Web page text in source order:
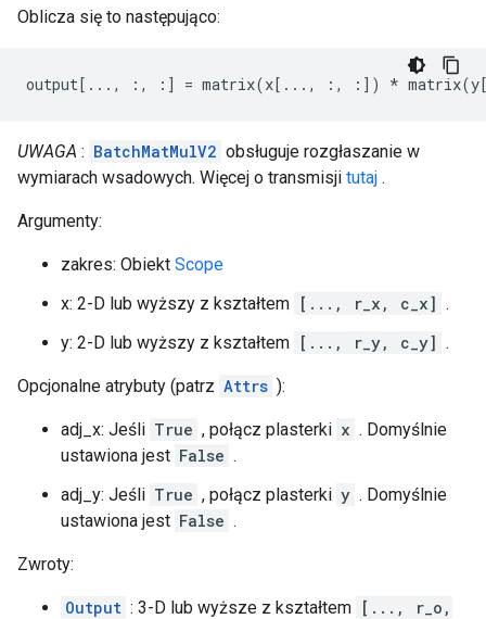
Oblicza się to następująco:
output[..., :, :] = matrix(x[..., :, :]) *
UWAGA : BatchMatMulV2 obsługuje rozgłaszanie w
wymiarach wsadowych. Więcej o transmisji tutaj .
Argumenty:
zakres: Obiekt Scope
x: 2-D lub wyższy z kształtem [..., r_x, c_x] .
y: 2-D lub wyższy z kształtem [..., r_y, c_y] .
Opcjonalne atrybuty (patrz Attrs ):
adj_x: Jeśli True , połącz plasterki x . Domyślnie
ustawiona jest False .
adj_y: Jeśli True , połącz plasterki y . Domyślnie
ustawiona jest False .
Zwroty:
Output : 3-D lub wyższe z kształtem [..., r_o,